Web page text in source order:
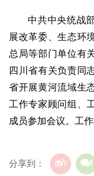
中共中央统战
展改革委、生态环
总局等部门单位有
四川省有关负责同
省开展黄河流域生
工作专家顾问组、
成员参加会议。工
分享到：